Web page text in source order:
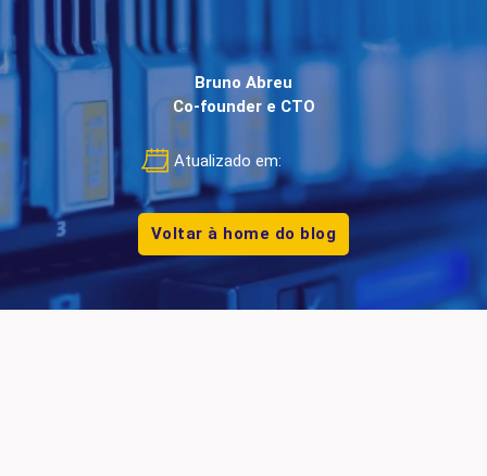
Bruno Abreu
Co-founder e CTO
Atualizado em:
Voltar à home do blog